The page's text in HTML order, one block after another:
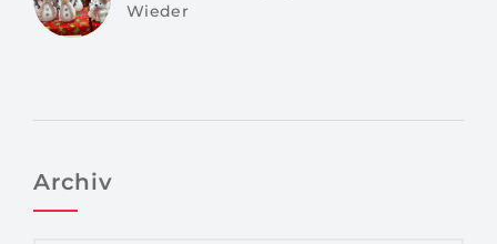
Wieder
Archiv